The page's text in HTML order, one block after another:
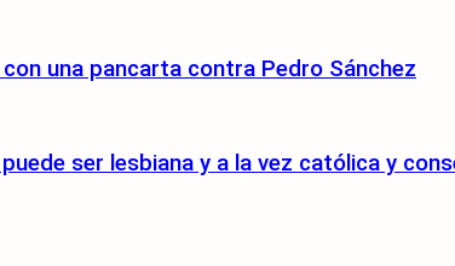
una pancarta contra Pedro Sánchez
ser lesbiana y a la vez católica y